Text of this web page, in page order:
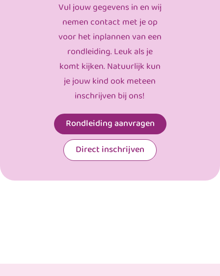
Vul jouw gegevens in en wij
nemen contact met je op
voor het inplannen van een
rondleiding. Leuk als je
komt kijken. Natuurlijk kun
je jouw kind ook meteen
inschrijven bij ons!
Rondleiding aanvragen
Direct inschrijven